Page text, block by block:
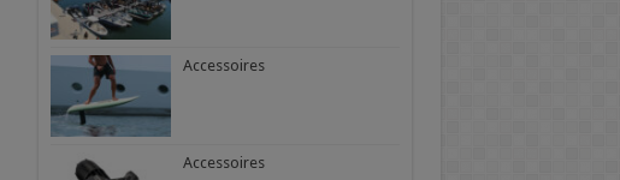
Accessoires
Accessoires